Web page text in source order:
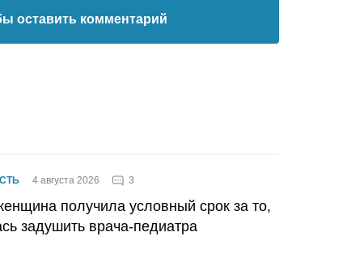
оставить комментарий
4 августа 2026 3
получила условный срок за то,
задушить врача-педиатра